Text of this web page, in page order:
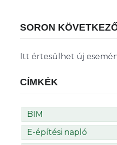
SORON
Itt értesülhet új
CÍMKÉK
BIM
E-építési napló